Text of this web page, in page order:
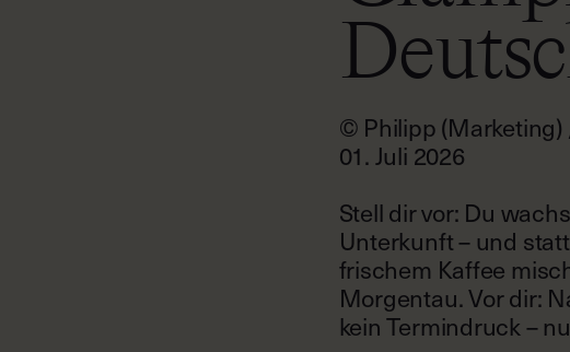
© Philipp (Marketing)
01. Juli 2026
Stell dir vor: Du
Unterkunft – und
frischem Kaffee
Morgentau. Vor dir:
kein Termindruck –